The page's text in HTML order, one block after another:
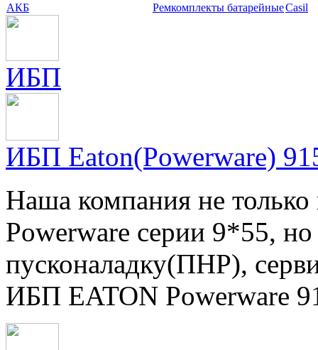
АКБ
Ремкомплекты батарейныеСasil
ИБП
ИБП Eaton(Powerware)
Наша компания не только
Powerware серии 9*55,
пусконаладку(ПНР),
ИБП EATON Powerware